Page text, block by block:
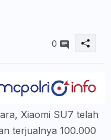
0
Xiaomi SU7 telah
terjualnya 100.000